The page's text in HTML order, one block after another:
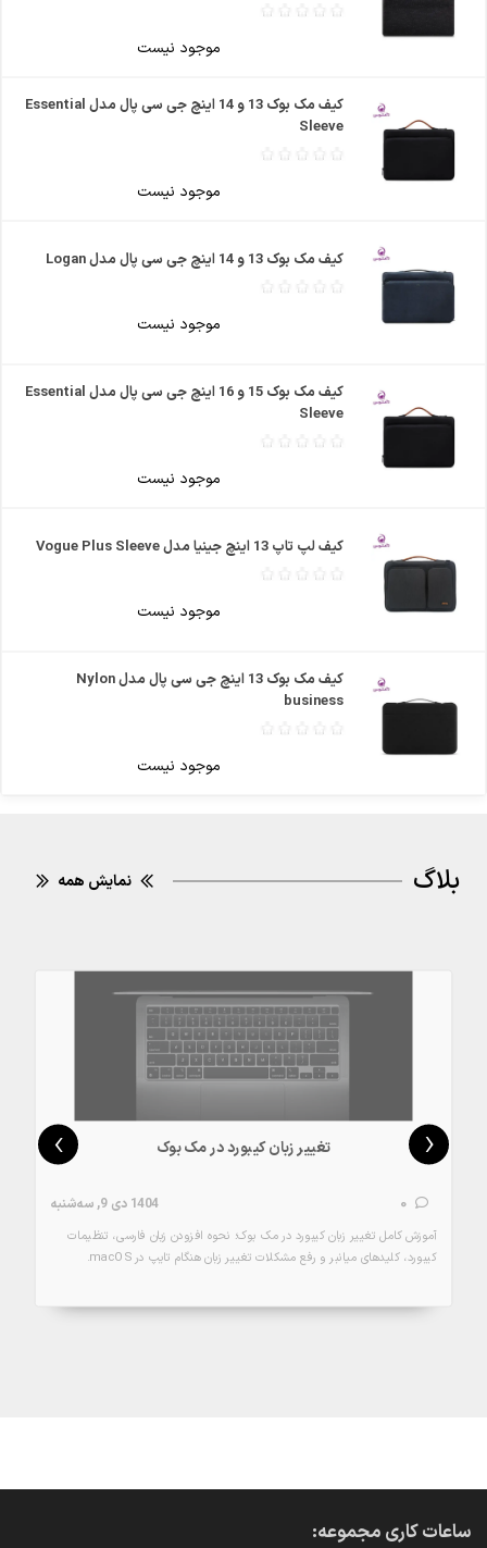
موجود نیست
کیف مک بوک 13 و 14 اینچ جی سی پال مدل Essential
Sleeve
موجود نیست
کیف مک بوک 13 و 14 اینچ جی سی پال مدل Logan
موجود نیست
کیف مک بوک 15 و 16 اینچ جی سی پال مدل Essential
Sleeve
موجود نیست
کیف لپ تاپ 13 اینچ جینیا مدل Vogue Plus Sleeve
موجود نیست
کیف مک بوک 13 اینچ جی سی پال مدل Nylon
business
موجود نیست
بلاگ نمایش همه
تغییر زبان کیبورد در مک بوک
0 1404 دی 9, سه‌شنبه
آموزش کامل تغییر زبان کیبورد در مک بوک؛ نحوه افزودن زبان فارسی، تنظیمات
کیبورد، کلیدهای میانبر و رفع مشکلات تغییر زبان هنگام تایپ در macOS.
‹
›
ساعات کاری مجموعه: